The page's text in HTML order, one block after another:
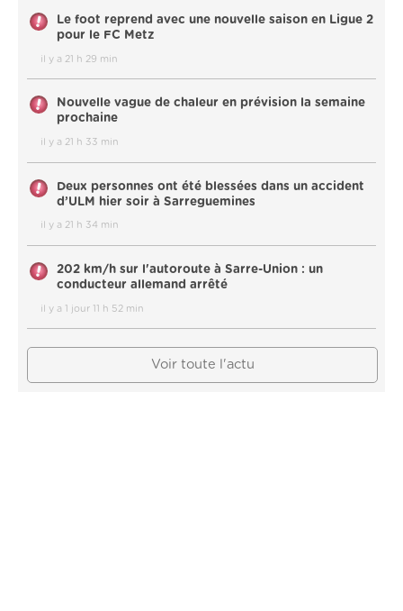
Le foot reprend avec une nouvelle saison en Ligue 2
pour le FC Metz
il y a 21 h 29 min
Nouvelle vague de chaleur en prévision la semaine
prochaine
il y a 21 h 33 min
Deux personnes ont été blessées dans un accident
d’ULM hier soir à Sarreguemines
il y a 21 h 34 min
202 km/h sur l'autoroute à Sarre-Union : un
conducteur allemand arrêté
il y a 1 jour 11 h 52 min
Voir toute l'actu